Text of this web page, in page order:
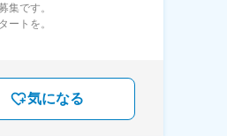
集です。
ートを。
気になる